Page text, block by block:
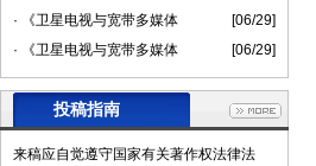
· 《卫星电视与宽带多媒体
[06/29]
· 《卫星电视与宽带多媒体
[06/29]
投稿指南
来稿应自觉遵守国家有关著作权法律法